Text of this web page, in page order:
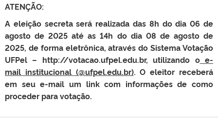
ATENÇÃO:
A eleição secreta será realizada das 8h do dia 06 de
agosto de 2025 até as 14h do dia 08 de agosto de
2025, de forma eletrônica, através do Sistema Votação
UFPel – http://votacao.ufpel.edu.br, utilizando oe-
mail institucional (@ufpel.edu.br). O eleitor receberá
em seu e-mail um link com informações de como
proceder para votação.